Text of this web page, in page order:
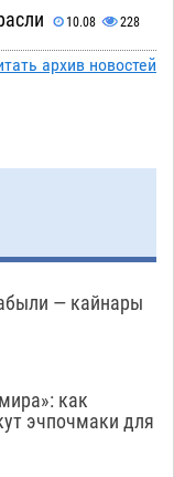
10.08 228
астраханские
дождем и
понедельник
систем
детали
архив новостей
— кайнары
как
эчпочмаки для